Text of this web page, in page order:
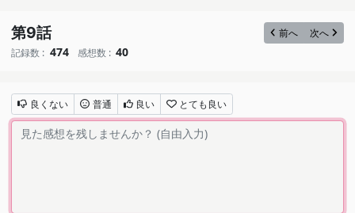
第9話 前へ
次へ
記録数 : 474 感想数 : 40
良くない 普通 良い とても良い